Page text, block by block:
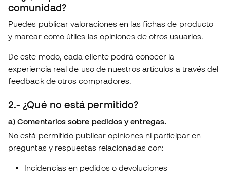
comunidad?
Puedes publicar valoraciones en las fichas de producto
y marcar como útiles las opiniones de otros usuarios.
De este modo, cada cliente podrá conocer la
experiencia real de uso de nuestros artículos a través del
feedback de otros compradores.
2.- ¿Qué no está permitido?
a) Comentarios sobre pedidos y entregas.
No está permitido publicar opiniones ni participar en
preguntas y respuestas relacionadas con:
Incidencias en pedidos o devoluciones